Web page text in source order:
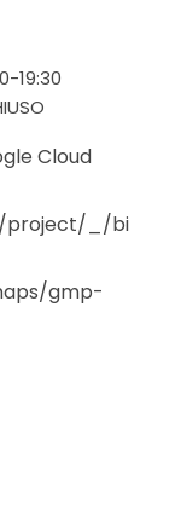
19:30
Cloud
project/_/bi
gmp-